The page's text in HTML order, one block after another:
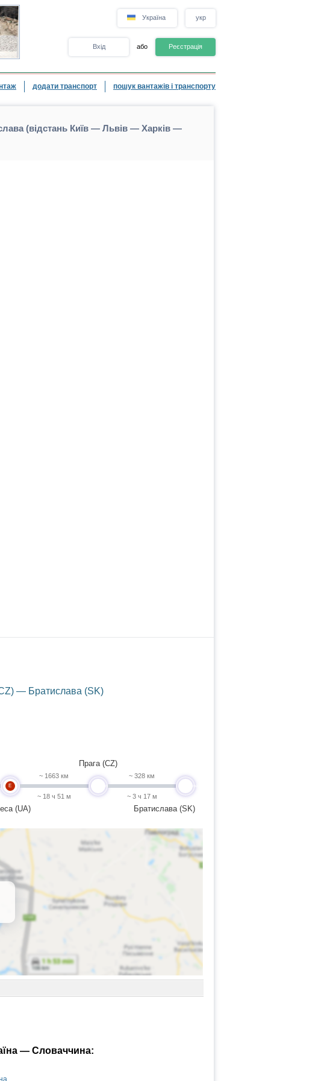
Україна укр
Вхід або Реєстрація
додати транспорт пошук вантажів і транспорту
(відстань Київ — Львів — Харків —
— Братислава (SK)
E
(UA)
~ 1663 км
~ 18 ч 51 м
undefined
Прага (CZ)
~ 328 км
~ 3 ч 17 м
Братислава (SK)
— Словаччина: